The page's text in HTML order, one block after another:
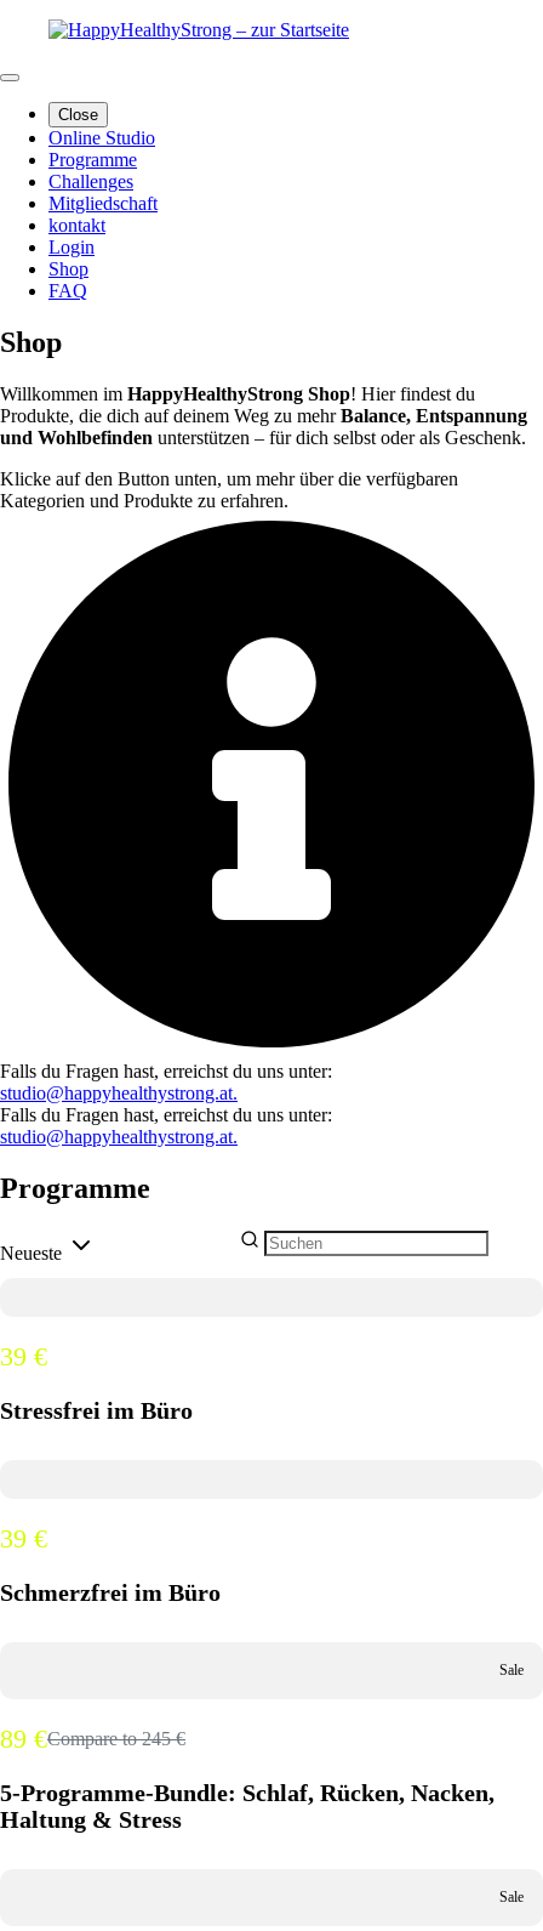
Close
Online Studio
Programme
Challenges
Mitgliedschaft
kontakt
Login
Shop
FAQ
Shop
Willkommen im HappyHealthyStrong Shop! Hier findest du
Produkte, die dich auf deinem Weg zu mehrBalance, Entspannung
und Wohlbefinden unterstützen – für dich selbst oder als Geschenk.
Klicke auf den Button unten, um mehr über die verfügbaren
Kategorien und Produkte zu erfahren.
Falls du Fragen hast, erreichst du uns unter:
studio@happyhealthystrong.at.
Falls du Fragen hast, erreichst du uns unter:
studio@happyhealthystrong.at.
Programme
Neueste
39 €
Stressfrei im Büro
39 €
Schmerzfrei im Büro
Sale
89 €Compare to245 €
5-Programme-Bundle: Schlaf, Rücken, Nacken,
Haltung & Stress
Sale